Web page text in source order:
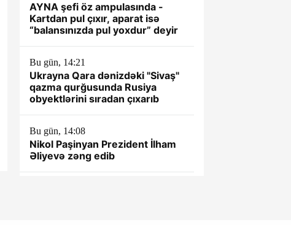
AYNA şefi öz ampulasında -
Kartdan pul çıxır, aparat isə
“balansınızda pul yoxdur” deyir
Bu gün, 14:21
Ukrayna Qara dənizdəki "Sivaş"
qazma qurğusunda Rusiya
obyektlərini sıradan çıxarıb
Bu gün, 14:08
Nikol Paşinyan Prezident İlham
Əliyevə zəng edib